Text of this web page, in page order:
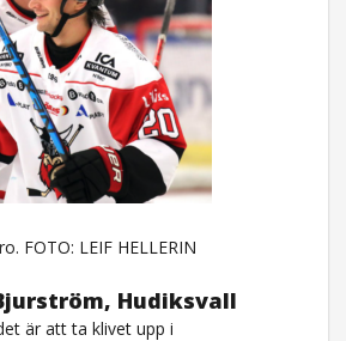
FOTO: LEIF HELLERIN
Hudiksvall
är att ta klivet upp i